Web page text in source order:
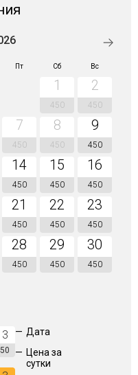
Пт Сб Вс
1
450
2
450
7
450
8
450
9
450
14
450
15
450
16
450
21
450
22
450
23
450
28
450
29
450
30
450
— Дата
— Цена за
сутки